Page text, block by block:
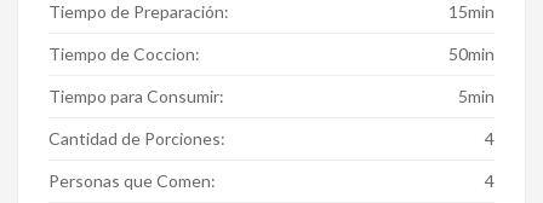
Tiempo de Preparación: 15min
Tiempo de Coccion: 50min
Tiempo para Consumir: 5min
Cantidad de Porciones: 4
Personas que Comen: 4